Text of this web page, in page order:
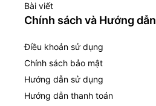
Bài viết
Chính sách và Hướng dẫn
Điều khoản sử dụng
Chính sách bảo mật
Hướng dẫn sử dụng
Hướng dẫn thanh toán